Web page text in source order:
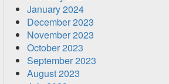
January 2024
December 2023
November 2023
October 2023
September 2023
August 2023